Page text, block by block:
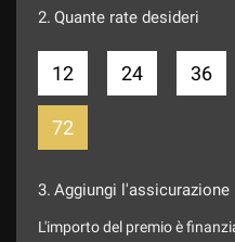
2. Quante rate desideri
12 24 36
72
3. Aggiungi l'assicurazione
L'importo del premio è